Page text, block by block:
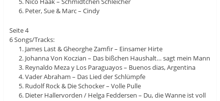
Peter, Sue & Marc – Cindy
Seite 4
6 Songs/Tracks:
James Last & Gheorghe Zamfir – Einsamer Hirte
Johanna Von Koczian – Das bißchen Haushalt… sagt mein Mann
Reynaldo Meza y Los Paraguayos – Buenos dias, Argentina
Vader Abraham – Das Lied der Schlümpfe
Rudolf Rock & Die Schocker – Volle Pulle
Dieter Hallervorden / Helga Feddersen – Du, die Wanne ist voll